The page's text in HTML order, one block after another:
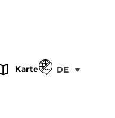
Karte DE